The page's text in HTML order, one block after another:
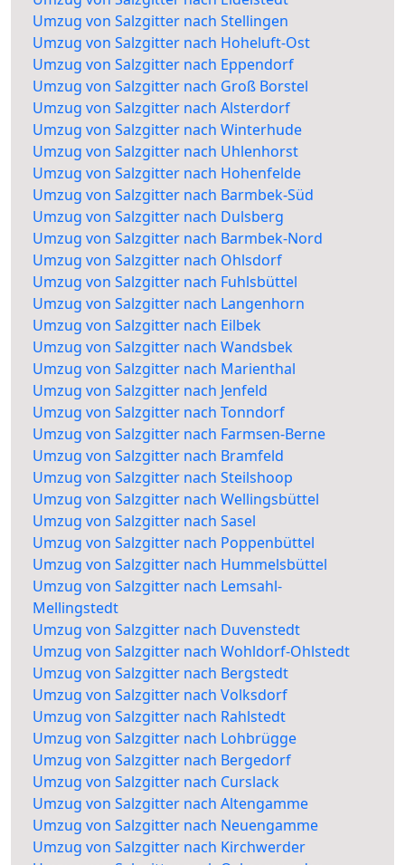
Umzug von Salzgitter nach Stellingen
Umzug von Salzgitter nach Hoheluft-Ost
Umzug von Salzgitter nach Eppendorf
Umzug von Salzgitter nach Groß Borstel
Umzug von Salzgitter nach Alsterdorf
Umzug von Salzgitter nach Winterhude
Umzug von Salzgitter nach Uhlenhorst
Umzug von Salzgitter nach Hohenfelde
Umzug von Salzgitter nach Barmbek-Süd
Umzug von Salzgitter nach Dulsberg
Umzug von Salzgitter nach Barmbek-Nord
Umzug von Salzgitter nach Ohlsdorf
Umzug von Salzgitter nach Fuhlsbüttel
Umzug von Salzgitter nach Langenhorn
Umzug von Salzgitter nach Eilbek
Umzug von Salzgitter nach Wandsbek
Umzug von Salzgitter nach Marienthal
Umzug von Salzgitter nach Jenfeld
Umzug von Salzgitter nach Tonndorf
Umzug von Salzgitter nach Farmsen-Berne
Umzug von Salzgitter nach Bramfeld
Umzug von Salzgitter nach Steilshoop
Umzug von Salzgitter nach Wellingsbüttel
Umzug von Salzgitter nach Sasel
Umzug von Salzgitter nach Poppenbüttel
Umzug von Salzgitter nach Hummelsbüttel
Umzug von Salzgitter nach Lemsahl-
Mellingstedt
Umzug von Salzgitter nach Duvenstedt
Umzug von Salzgitter nach Wohldorf-Ohlstedt
Umzug von Salzgitter nach Bergstedt
Umzug von Salzgitter nach Volksdorf
Umzug von Salzgitter nach Rahlstedt
Umzug von Salzgitter nach Lohbrügge
Umzug von Salzgitter nach Bergedorf
Umzug von Salzgitter nach Curslack
Umzug von Salzgitter nach Altengamme
Umzug von Salzgitter nach Neuengamme
Umzug von Salzgitter nach Kirchwerder